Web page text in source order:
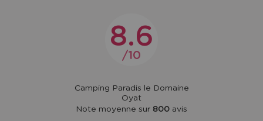
8.6
10
Camping Paradis le Domaine
Oyat
Note moyenne sur 800 avis